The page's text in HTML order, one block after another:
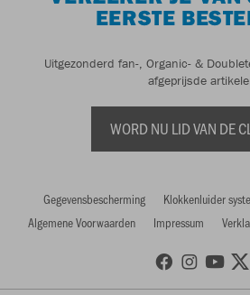
EERSTE
Uitgezonderd fan-, Organic- &
afgeprijsde
WORD NU LID VAN DE
Gegevensbescherming Klokkenluider
Algemene Voorwaarden
Impressum